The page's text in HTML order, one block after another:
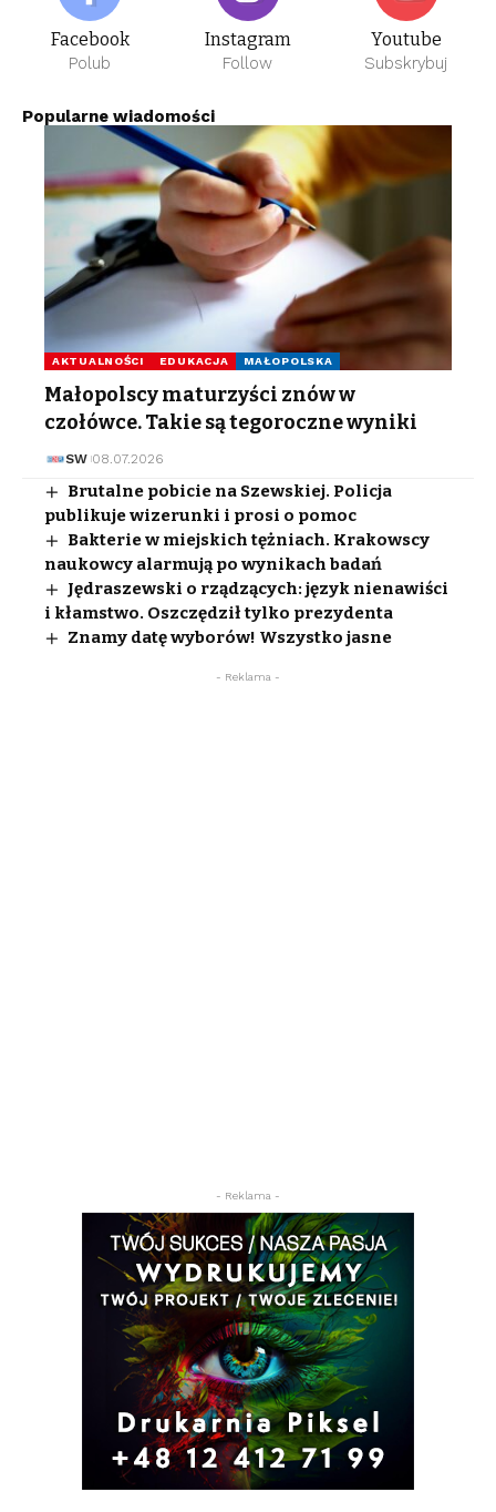
Facebook
Polub
Instagram
Follow
Youtube
Subskrybuj
Popularne wiadomości
AKTUALNOŚCI EDUKACJA MAŁOPOLSKA
Małopolscy maturzyści znów w
czołówce. Takie są tegoroczne wyniki
SW 08.07.2026
Brutalne pobicie na Szewskiej. Policja
publikuje wizerunki i prosi o pomoc
Bakterie w miejskich tężniach. Krakowscy
naukowcy alarmują po wynikach badań
Jędraszewski o rządzących: język nienawiści
i kłamstwo. Oszczędził tylko prezydenta
Znamy datę wyborów! Wszystko jasne
- Reklama -
- Reklama -